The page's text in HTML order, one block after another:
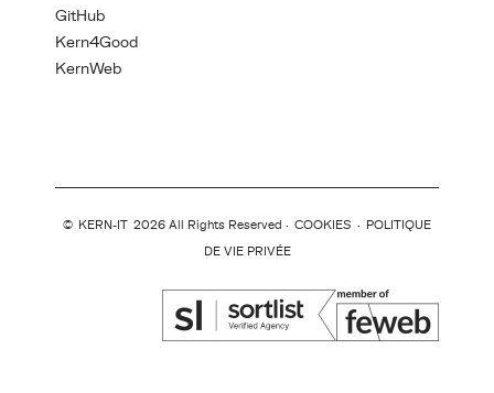
GitHub
Kern4Good
KernWeb
© KERN-IT 2026 All Rights Reserved · COOKIES · POLITIQUE
DE VIE PRIVÉE